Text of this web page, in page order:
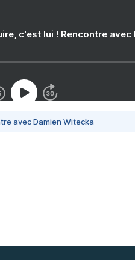
c'est lui ! Rencontre avec
avec Damien Witecka